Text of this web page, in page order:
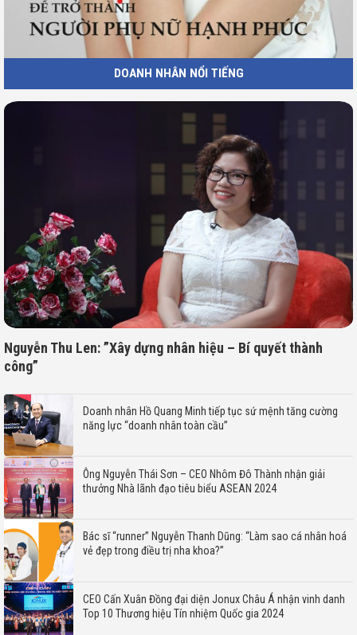
DOANH NHÂN NỔI TIẾNG
Nguyễn Thu Len: ”Xây dựng nhân hiệu – Bí quyết thành
công”
Doanh nhân Hồ Quang Minh tiếp tục sứ mệnh tăng cường
năng lực “doanh nhân toàn cầu”
Ông Nguyễn Thái Sơn – CEO Nhôm Đô Thành nhận giải
thưởng Nhà lãnh đạo tiêu biểu ASEAN 2024
Bác sĩ “runner” Nguyễn Thanh Dũng: “Làm sao cá nhân hoá
vẻ đẹp trong điều trị nha khoa?”
CEO Cấn Xuân Đồng đại diện Jonux Châu Á nhận vinh danh
Top 10 Thương hiệu Tín nhiệm Quốc gia 2024